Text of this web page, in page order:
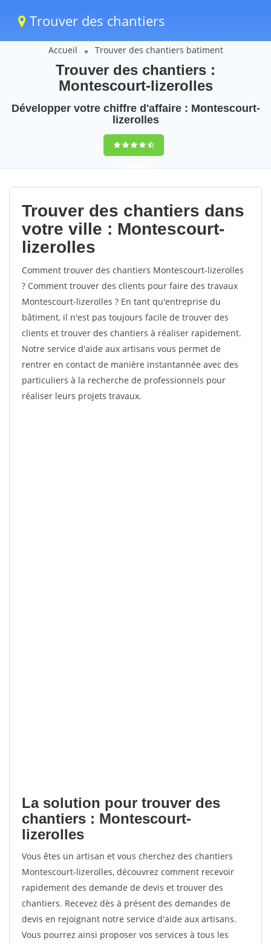
Trouver des chantiers
Accueil Trouver des chantiers batiment
Trouver des chantiers :
Montescourt-lizerolles
Développer votre chiffre d'affaire : Montescourt-
lizerolles
9,5(100%)55
votes
Trouver des chantiers dans
votre ville : Montescourt-
lizerolles
Comment trouver des chantiers Montescourt-lizerolles
? Comment trouver des clients pour faire des travaux
Montescourt-lizerolles ? En tant qu'entreprise du
bâtiment, il n'est pas toujours facile de trouver des
clients et trouver des chantiers à réaliser rapidement.
Notre service d'aide aux artisans vous permet de
rentrer en contact de manière instantannée avec des
particuliers à la recherche de professionnels pour
réaliser leurs projets travaux.
La solution pour trouver des
chantiers : Montescourt-
lizerolles
Vous êtes un artisan et vous cherchez des chantiers
Montescourt-lizerolles, découvrez comment recevoir
rapidement des demande de devis et trouver des
chantiers. Recevez dès à présent des demandes de
devis en rejoignant notre service d'aide aux artisans.
Vous pourrez ainsi proposer vos services à tous les